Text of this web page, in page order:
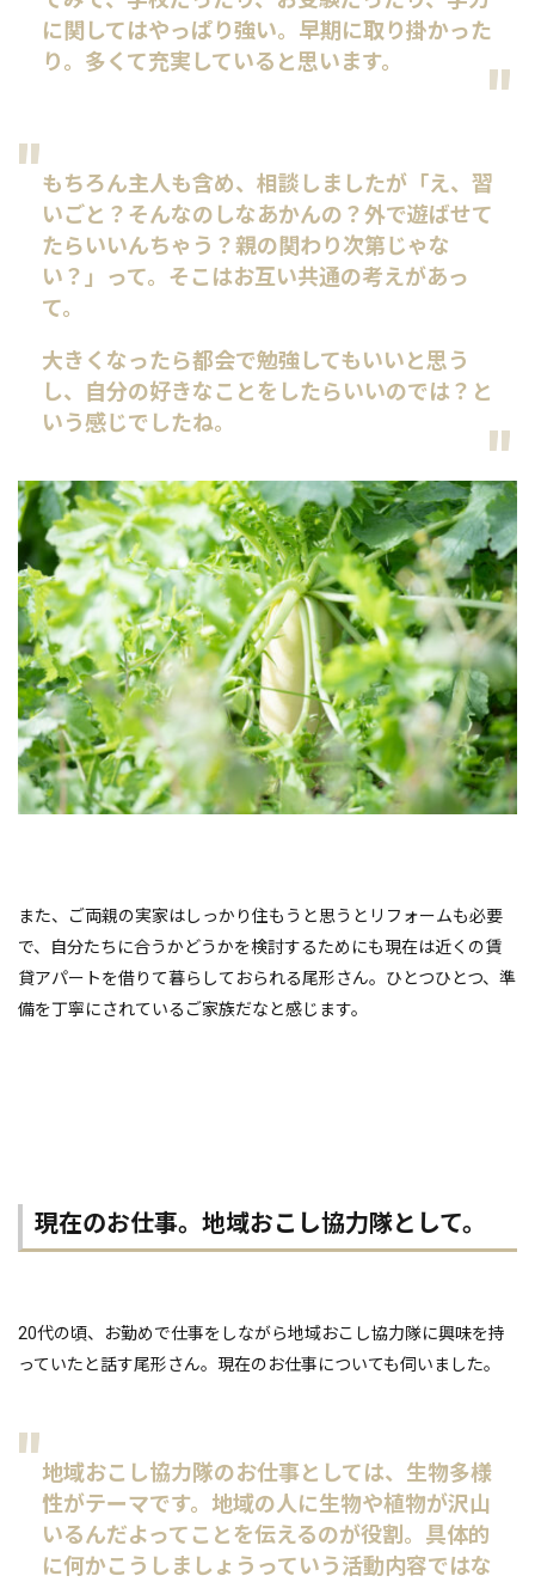
に関してはやっぱり強い。早期に取り掛かった
り。多くて充実していると思います。
もちろん主人も含め、相談しましたが「え、習
いごと？そんなのしなあかんの？外で遊ばせて
たらいいんちゃう？親の関わり次第じゃな
い？」って。そこはお互い共通の考えがあっ
て。
大きくなったら都会で勉強してもいいと思う
し、自分の好きなことをしたらいいのでは？と
いう感じでしたね。
また、ご両親の実家はしっかり住もうと思うとリフォームも必要
で、自分たちに合うかどうかを検討するためにも現在は近くの賃
貸アパートを借りて暮らしておられる尾形さん。ひとつひとつ、準
備を丁寧にされているご家族だなと感じます。
現在のお仕事。地域おこし協力隊として。
20代の頃、お勤めで仕事をしながら地域おこし協力隊に興味を持
っていたと話す尾形さん。現在のお仕事についても伺いました。
地域おこし協力隊のお仕事としては、生物多様
性がテーマです。地域の人に生物や植物が沢山
いるんだよってことを伝えるのが役割。具体的
に何かこうしましょうっていう活動内容ではな